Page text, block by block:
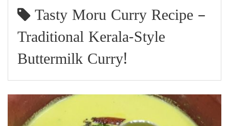
Tasty Moru Curry Recipe –
Traditional Kerala-Style
Buttermilk Curry!